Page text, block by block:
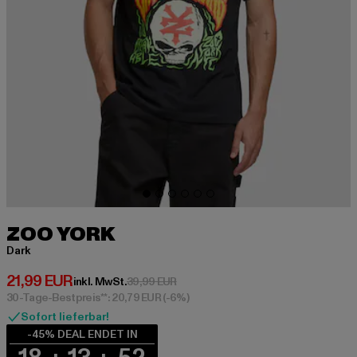
ZOO YORK
Dark
21,99 EUR
Derzeitiger Preis: 21,99 EUR
inkl. MwSt.39,99 EURAktionspreis: 39,99 EUR
30-Tage-Bestpreis**: 20,79 EUR(-6%)
Sofort lieferbar!
-45% DEAL ENDET IN